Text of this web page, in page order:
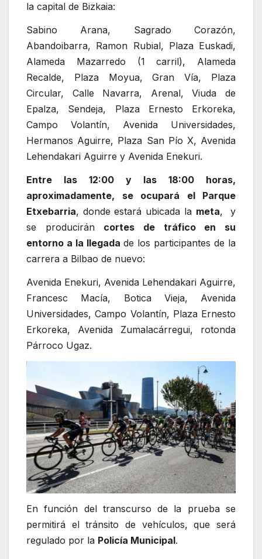
la capital de Bizkaia:
Sabino Arana, Sagrado Corazón,
Abandoibarra, Ramon Rubial, Plaza Euskadi,
Alameda Mazarredo (1 carril), Alameda
Recalde, Plaza Moyua, Gran Vía, Plaza
Circular, Calle Navarra, Arenal, Viuda de
Epalza, Sendeja, Plaza Ernesto Erkoreka,
Campo Volantín, Avenida Universidades,
Hermanos Aguirre, Plaza San Pío X, Avenida
Lehendakari Aguirre y Avenida Enekuri.
Entre las 12:00 y las 18:00 horas,
aproximadamente, se ocupará el Parque
Etxebarria, donde estará ubicada la meta, y
se producirán cortes de tráfico en su
entorno a la llegada de los participantes de la
carrera a Bilbao de nuevo:
Avenida Enekuri, Avenida Lehendakari Aguirre,
Francesc Macía, Botica Vieja, Avenida
Universidades, Campo Volantín, Plaza Ernesto
Erkoreka, Avenida Zumalacárregui, rotonda
Párroco Ugaz.
En función del transcurso de la prueba se
permitirá el tránsito de vehículos, que será
regulado por la Policía Municipal.